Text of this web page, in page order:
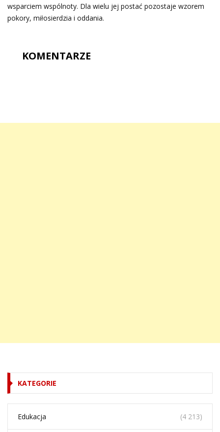
wsparciem wspólnoty. Dla wielu jej postać pozostaje wzorem
pokory, miłosierdzia i oddania.
KOMENTARZE
KATEGORIE
Edukacja (4 213)